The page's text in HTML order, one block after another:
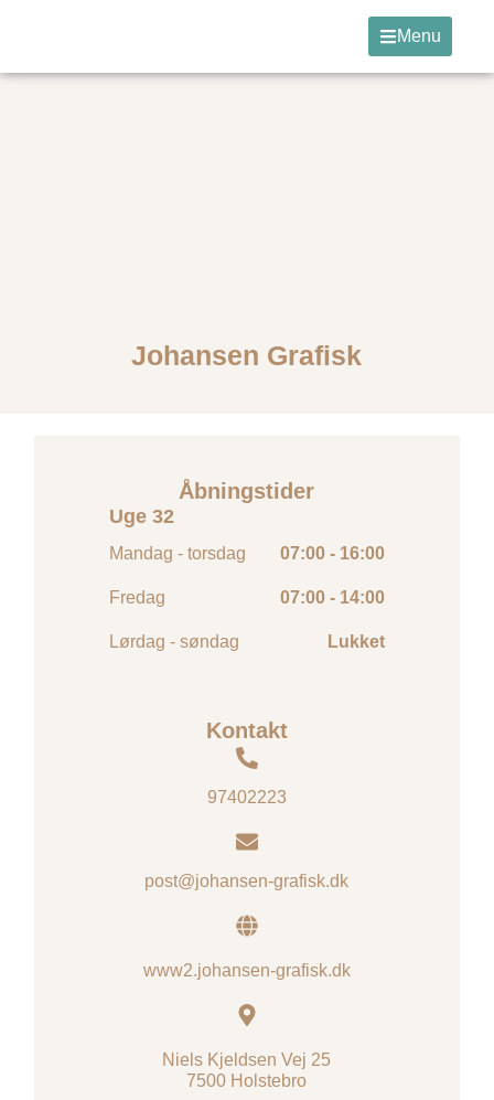
Menu
Johansen Grafisk
Åbningstider
Uge 32
Mandag - torsdag 07:00 - 16:00
Fredag 07:00 - 14:00
Lørdag - søndag Lukket
Kontakt
97402223
post@johansen-grafisk.dk
www2.johansen-grafisk.dk
Niels Kjeldsen Vej 25
7500 Holstebro